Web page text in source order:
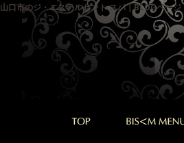
山口市のジ・エステルセント スパ｜BLOGページ